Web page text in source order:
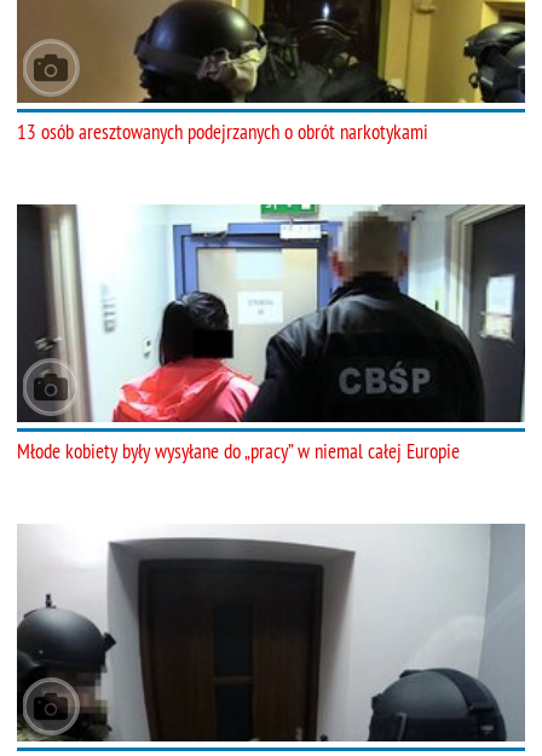
13 osób aresztowanych podejrzanych o obrót narkotykami
Młode kobiety były wysyłane do „pracy” w niemal całej Europie